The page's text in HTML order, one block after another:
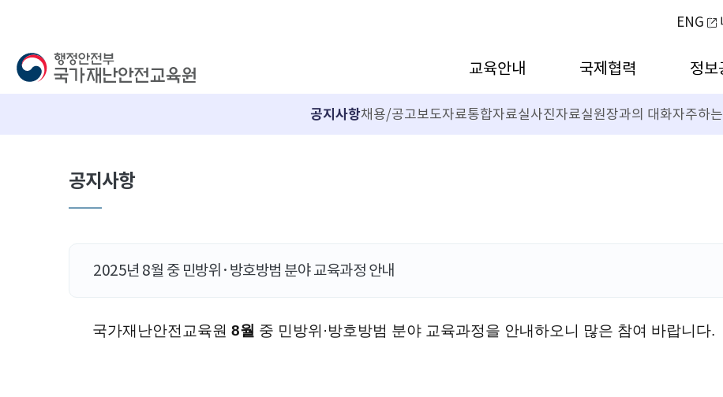
ENG
교육안내 국제협력 정보
공지사항채용/공고보도자료통합자료실사진자료실원장과의 대화자주하
공지사항
2025년 8월 중 민방위·방호방범 분야 교육과정 안내
국가재난안전교육원 8월 중 민방위·방호방범 분야 교육과정을 안내하오니 많은 참여 바랍니다.